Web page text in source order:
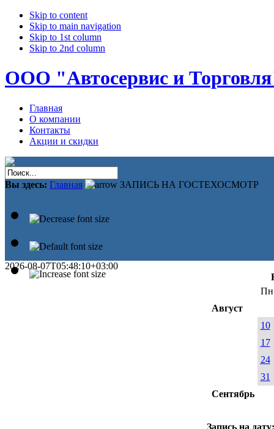
Skip to content
Skip to main navigation
Skip to 1st column
Skip to 2nd column
ООО "Автосервис и
Главная
О компании
Контакты
Акции и скидки
Вы здесь: Главная ЗАПИСЬ НА ГОСТЕХОСМОТР
2026-08-07T05:48:10+03:00
Пн
Август
10
17
24
31
Сентябрь
Запись на